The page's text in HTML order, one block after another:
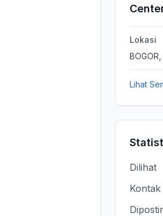
Lokasi
Lihat
Dilihat